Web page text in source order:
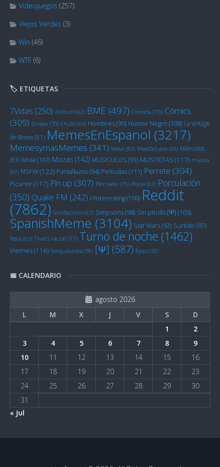
Videojuegos (257)
Viejos Verdes (3)
Win (46)
WTF (6)
🏷️ ETIQUETAS
7Vidas (250) Artículo (62) BME (497) Comida (73) Cómics
(309) Drojas (70) FALSO (63) Hombres(90) Humor Negro (108) La vintage
de Bonox(81) MemesEnEspanol (3217)
MemesymasMemes (341) Metal (63) MiedOctubre (60) Miérculos
(83) Mola (107) Mozas (142) MUSICULOS (93) MUSITETAS (117) música
(60) NSFW(122) Pantallazos(94) Películas(111) Perrete (304)
Picante (117) Pin up (307) Plot twist (75) Pollas (63) Porculación
(350) Quake FM (242) r/Interesting(100) Reddit
(7862) Satisfactorio (67) Simpsons(98) Sin pirulís [Ψ] (105)
SpanishMeme (3104) Star Wars(92) Surtido (97)
Tessa (63) That's racist! (77) Turno de noche (1462)
Viernes(116) Yanquilandia (59) [Ψ] (587) Épico (59)
📅 CALENDARIO
agosto 2026
L
M X J V S
D
1
2
3
4 5 6 7 8
9
10
11 12 13 14 15
16
17
18 19 20 21 22
23
24
25 26 27 28 29
30
31
« Jul